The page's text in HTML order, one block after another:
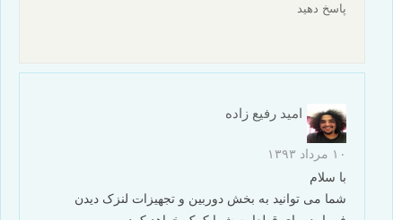
پاسخ دهید
امید رفیع زاده
۱۰ مرداد ۱۳۹۳
با سلام
شما می توانید به بخش دوربین و تجهیزات لنزک دیدن